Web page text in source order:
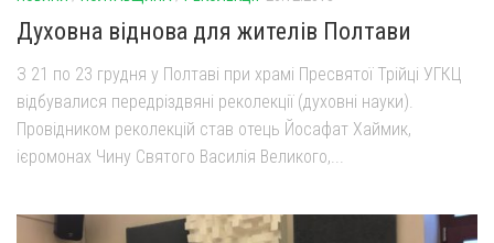
Духовна віднова для жителів Полтави
З 21 по 23 грудня у Полтаві при храмі Пресвятої Трійці УГКЦ
відбувалися передріздвяні реколекції (духовні науки).
Провідником реколекцій став отець Йосафат Хаймик,
ієромонах Чину Святого Василія Великого,...